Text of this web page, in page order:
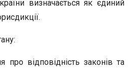
визначається як єдиний
відповідність законів та